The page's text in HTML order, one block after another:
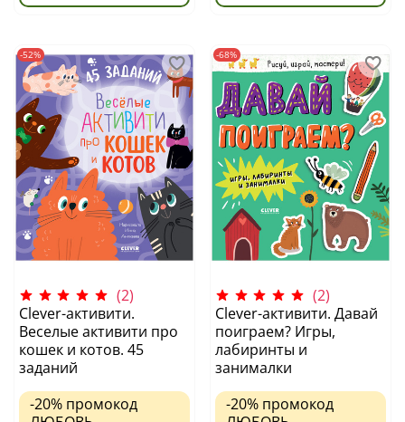
-52%
(2)
Clever-активити.
Веселые активити про
кошек и котов. 45
заданий
-20% промокод
-68%
(2)
Clever-активити. Давай
поиграем? Игры,
лабиринты и
занималки
-20% промокод